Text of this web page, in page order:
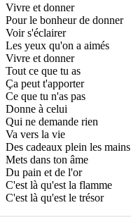
Vivre et donner
Pour le bonheur de donner
Voir s'éclairer
Les yeux qu'on a aimés
Vivre et donner
Tout ce que tu as
Ça peut t'apporter
Ce que tu n'as pas
Donne à celui
Qui ne demande rien
Va vers la vie
Des cadeaux plein les mains
Mets dans ton âme
Du pain et de l'or
C'est là qu'est la flamme
C'est là qu'est le trésor